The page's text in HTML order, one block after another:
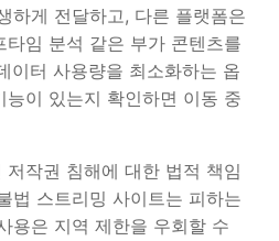
하게 전달하고, 다른 플랫폼은
임 분석 같은 부가 콘텐츠를
이터 사용량을 최소화하는 옵
이 있는지 확인하면 이동 중
작권 침해에 대한 법적 책임
법 스트리밍 사이트는 피하는
용은 지역 제한을 우회할 수